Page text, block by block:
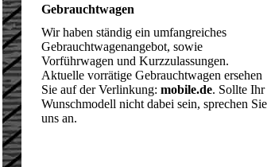
Gebrauchtwagen
Wir haben ständig ein umfangreiches
Gebraucht­wa­gen­angebot, sowie
Vorführwagen und Kurz­zulas­sungen.
Aktuelle vorrätige Gebrauchtwagen ersehen
Sie auf der Verlinkung:mobile.de. Sollte Ihr
Wunsch­modell nicht dabei sein, sprechen Sie
uns an.